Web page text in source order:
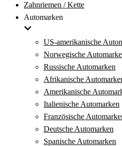
Zahnriemen / Kette
Automarken
US-amerikanische
Norwegische
Russische Automarken
Afrikanische
Amerikanische
Italienische Automarken
Französische
Deutsche Automarken
Spanische Automarken